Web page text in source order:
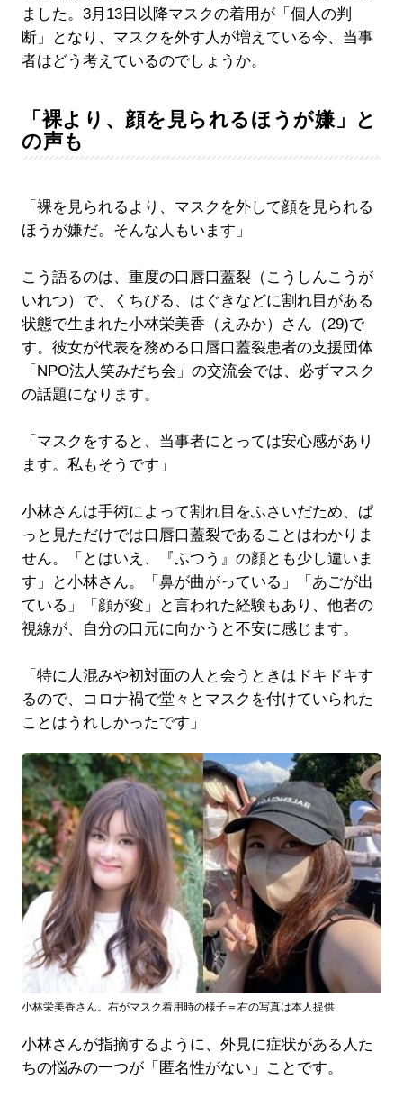
ました。3月13日以降マスクの着用が「個人の判
断」となり、マスクを外す人が増えている今、当事
者はどう考えているのでしょうか。
「裸より、顔を見られるほうが嫌」と
の声も
「裸を見られるより、マスクを外して顔を見られる
ほうが嫌だ。そんな人もいます」
こう語るのは、重度の口唇口蓋裂（こうしんこうが
いれつ）で、くちびる、はぐきなどに割れ目がある
状態で生まれた小林栄美香（えみか）さん（29)で
す。彼女が代表を務める口唇口蓋裂患者の支援団体
「NPO法人笑みだち会」の交流会では、必ずマスク
の話題になります。
「マスクをすると、当事者にとっては安心感があり
ます。私もそうです」
小林さんは手術によって割れ目をふさいだため、ぱ
っと見ただけでは口唇口蓋裂であることはわかりま
せん。「とはいえ、『ふつう』の顔とも少し違いま
す」と小林さん。「鼻が曲がっている」「あごが出
ている」「顔が変」と言われた経験もあり、他者の
視線が、自分の口元に向かうと不安に感じます。
「特に人混みや初対面の人と会うときはドキドキす
るので、コロナ禍で堂々とマスクを付けていられた
ことはうれしかったです」
小林栄美香さん。右がマスク着用時の様子＝右の写真は本人提供
小林さんが指摘するように、外見に症状がある人た
ちの悩みの一つが「匿名性がない」ことです。